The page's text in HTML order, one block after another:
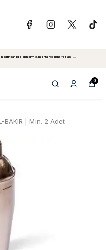
sıfırdan projelendirme, montaj ve daha fazlasi...
0
BAKIR | Min. 2 Adet